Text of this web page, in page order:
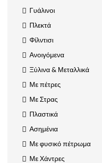
Γυάλινοι
Πλεκτά
Φίλντισι
Ανοιγόμενα
Ξύλινα & Μεταλλικά
Με πέτρες
Με Στρας
Πλαστικά
Ασημένια
Με φυσικό πέτρωμα
Με Χάντρες